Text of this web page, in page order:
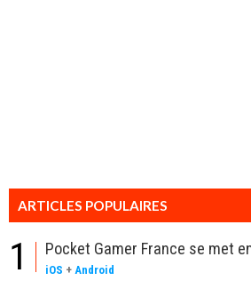
ARTICLES POPULAIRES
1 Pocket Gamer France se met
iOS + Android